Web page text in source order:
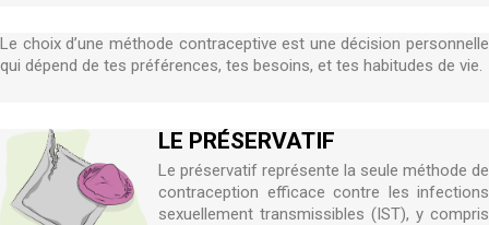
Le choix d’une méthode contraceptive est une décision personnelle
qui dépend de tes préférences, tes besoins, et tes habitudes de vie.
LE PRÉSERVATIF
Le préservatif représente la seule méthode de
contraception efficace contre les infections
sexuellement transmissibles (IST), y compris